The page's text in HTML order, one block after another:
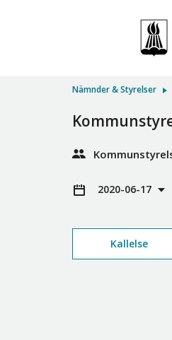
Nämnder & Styrelser
2020-06-17
Kallelse